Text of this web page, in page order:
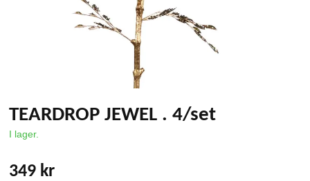
TEARDROP JEWEL . 4/set
I lager.
349 kr